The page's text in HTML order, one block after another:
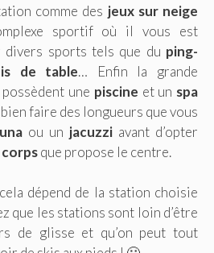
comme des jeux sur neige
sportif où il vous est
divers sports tels que du ping-
de table… Enfin la grande
une piscine et un spa
faire des longueurs que vous
ou un jacuzzi avant d’opter
corpsque propose le centre.
dépend de la station choisie
que les stations sont loin d’être
de glisse et qu’on peut tout